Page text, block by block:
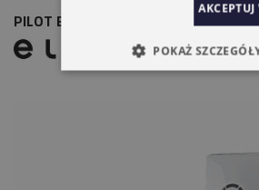
PILOT ELERO VARIO TEL2 BIAŁY 5-
AKCEPTUJ
POKAŻ